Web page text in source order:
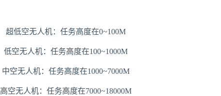
超低空无人机：任务高度在0~100M
低空无人机：任务高度在100~1000M
中空无人机：任务高度在1000~7000M
高空无人机：任务高度在7000~18000M